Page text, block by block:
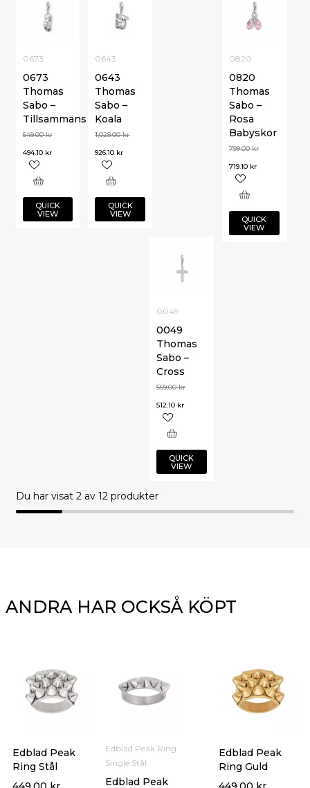
0673
0673
Thomas
Sabo –
Tillsammans
549.00kr
494.10 kr
QUICK
VIEW
0820
0820
Thomas
Sabo –
Rosa
Babyskor
799.00kr
719.10 kr
QUICK
VIEW
0643
0643
Thomas
Sabo –
Koala
1,029.00kr
926.10 kr
QUICK
VIEW
0049
0049
Thomas
Sabo –
Cross
569.00kr
512.10 kr
QUICK
VIEW
Du har visat 2av 12 produkter
ANDRA HAR OCKSÅ KÖPT
Edblad Peak
Ring Stål
Edblad Peak
Ring Guld
Edblad Peak Ring
Single Stål
Edblad Peak